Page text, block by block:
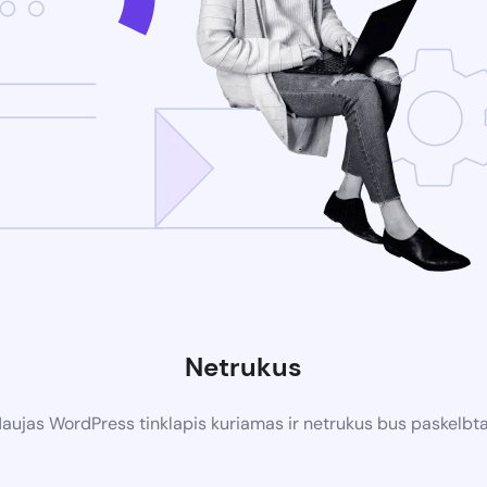
Netrukus
WordPress tinklapis kuriamas ir netrukus bus